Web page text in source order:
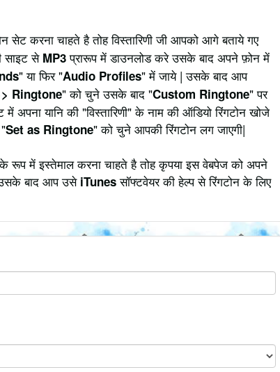
सेट करना चाहते है तोह विस्तारिणी जी आपको आगे बताये गए
साइट से MP3प्रारूप में डाउनलोड करे उसके बाद अपने फ़ोन में
" या फिर "Audio Profiles" में जाये | उसके बाद आप
Ringtone" को चुने उसके बाद "Custom Ringtone" पर
यानि की "विस्तारिणी" के नाम की ऑडियो रिंगटोन खोजे
Set as Ringtone" को चुने आपकी रिंगटोन लग जाएगी|
रूप में इस्तेमाल करना चाहते है तोह कृपया इस वेबपेज को अपने
बाद आप उसे iTunesसॉफ्टवेयर की हेल्प से रिंगटोन के लिए